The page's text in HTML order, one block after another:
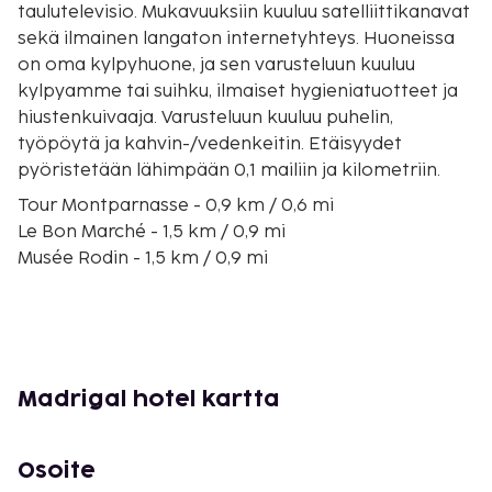
taulutelevisio. Mukavuuksiin kuuluu satelliittikanavat
sekä ilmainen langaton internetyhteys. Huoneissa
on oma kylpyhuone, ja sen varusteluun kuuluu
kylpyamme tai suihku, ilmaiset hygieniatuotteet ja
hiustenkuivaaja. Varusteluun kuuluu puhelin,
työpöytä ja kahvin-/vedenkeitin. Etäisyydet
pyöristetään lähimpään 0,1 mailiin ja kilometriin.
Tour Montparnasse - 0,9 km / 0,6 mi
Le Bon Marché - 1,5 km / 0,9 mi
Musée Rodin - 1,5 km / 0,9 mi
Saint-Sulpicen kirkko - 2,1 km / 1,3 mi
Saint-Germain-des-Presin luostari - 2,2 km / 1,3 mi
Paris Expo - 2,3 km / 1,4 mi
Madrigal hotel kartta
Osoite